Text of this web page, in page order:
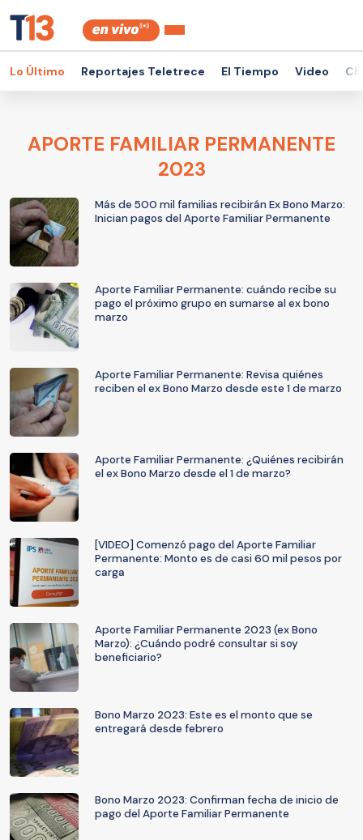
Lo Último Reportajes Teletrece El Tiempo Video
APORTE FAMILIAR PERMANENTE
2023
Más de 500 mil familias recibirán Ex Bono Marzo:
Inician pagos del Aporte Familiar Permanente
Aporte Familiar Permanente: cuándo recibe su
pago el próximo grupo en sumarse al ex bono
marzo
Aporte Familiar Permanente: Revisa quiénes
reciben el ex Bono Marzo desde este 1 de marzo
Aporte Familiar Permanente: ¿Quiénes recibirán
el ex Bono Marzo desde el 1 de marzo?
[VIDEO] Comenzó pago del Aporte Familiar
Permanente: Monto es de casi 60 mil pesos por
carga
Aporte Familiar Permanente 2023 (ex Bono
Marzo): ¿Cuándo podré consultar si soy
beneficiario?
Bono Marzo 2023: Este es el monto que se
entregará desde febrero
Bono Marzo 2023: Confirman fecha de inicio de
pago del Aporte Familiar Permanente